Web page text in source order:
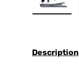
Description